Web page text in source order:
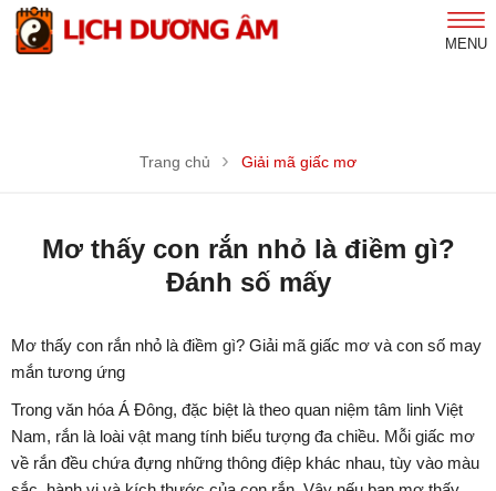
MENU
Trang chủ Giải mã giấc mơ
Mơ thấy con rắn nhỏ là điềm gì?
Đánh số mấy
Mơ thấy con rắn nhỏ là điềm gì? Giải mã giấc mơ và con số may
mắn tương ứng
Trong văn hóa Á Đông, đặc biệt là theo quan niệm tâm linh Việt
Nam, rắn là loài vật mang tính biểu tượng đa chiều. Mỗi giấc mơ
về rắn đều chứa đựng những thông điệp khác nhau, tùy vào màu